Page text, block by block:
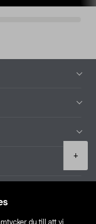
du till att vi
+